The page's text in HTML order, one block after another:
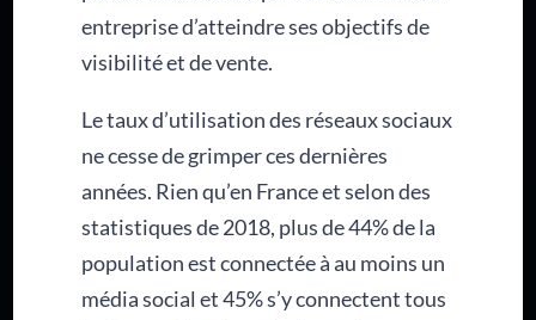
entreprise d’atteindre ses objectifs de
visibilité et de vente.
Le taux d’utilisation des réseaux sociaux
ne cesse de grimper ces dernières
années. Rien qu’en France et selon des
statistiques de 2018, plus de 44% de la
population est connectée à au moins un
média social et 45% s’y connectent tous